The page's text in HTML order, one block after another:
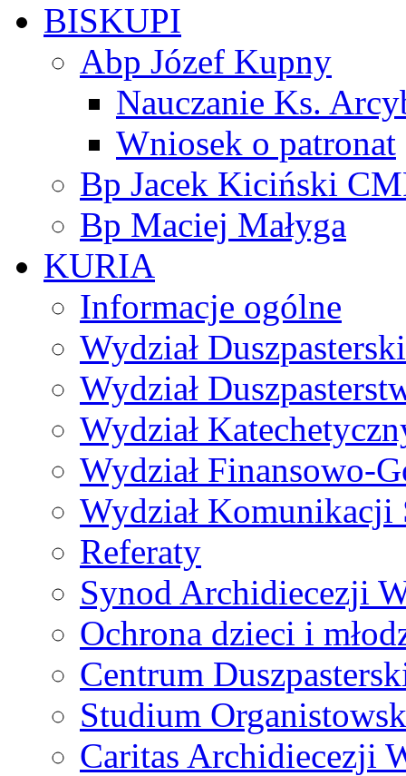
BISKUPI
Abp Józef Kupny
Nauczanie Ks.
Wniosek o patronat
Bp Jacek Kiciński
Bp Maciej Małyga
KURIA
Informacje ogólne
Wydział Duszpasterski
Wydział
Wydział
Wydział Finansowo-
Wydział Komunikacji
Referaty
Synod Archidiecezji
Ochrona dzieci i
Centrum
Studium
Caritas Archidiecezji